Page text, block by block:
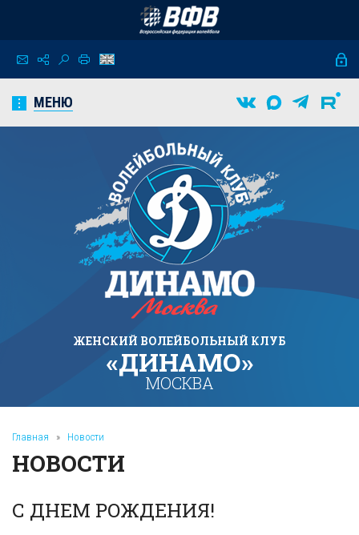
МЕНЮ
ЖЕНСКИЙ ВОЛЕЙБОЛЬНЫЙ КЛУБ
«ДИНАМО»
МОСКВА
Главная » Новости
НОВОСТИ
С ДНЕМ РОЖДЕНИЯ!